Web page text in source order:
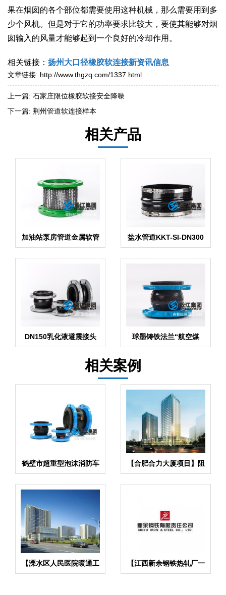
果在烟囱的各个部位都需要使用这种机械，那么需要用到多
少个风机。但是对于它的功率要求比较大，要使其能够对烟
囱输入的风量才能够起到一个良好的冷却作用。
相关链接： 扬州大口径橡胶软连接新资讯信息
文章链接: http://www.thgzq.com/1337.html
上一篇: 石家庄限位橡胶软接安全降噪
下一篇: 荆州管道软连接样本
相关产品
加油站泵房管道金属软管
盐水管道KKT-SI-DN300
卡箍橡胶软接头
DN150乳化液避震接头
FKM氟橡胶
球墨铸铁法兰“航空煤
油”柔性接头
相关案例
鹤壁市超重型泡沫消防车
组橡胶伸缩节
【合肥合力大厦项目】阻
尼弹簧减震器合同
【溧水区人民医院暖通工
程项目】橡胶接头合同
【江西新余钢铁热轧厂一
检一钢厂项目】橡胶接头